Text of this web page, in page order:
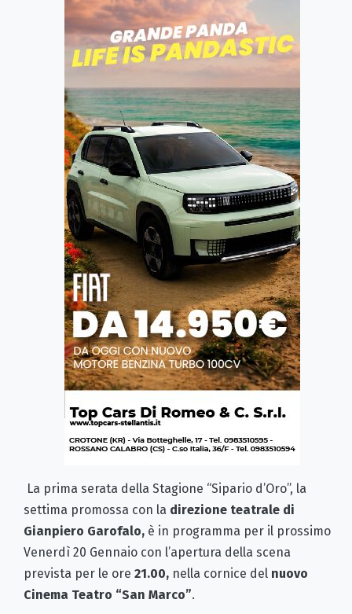
La prima serata della Stagione “Sipario d’Oro”, la
settima promossa con la direzione teatrale di
Gianpiero Garofalo, è in programma per il prossimo
Venerdì 20 Gennaio con l’apertura della scena
prevista per le ore 21.00, nella cornice del nuovo
Cinema Teatro “San Marco”.